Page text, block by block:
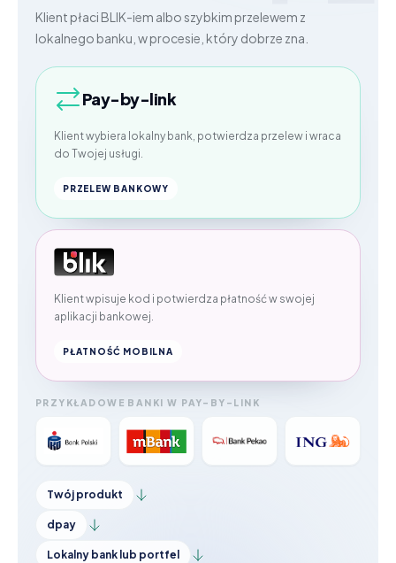
Klient płaci BLIK-iem albo szybkim przelewem z
lokalnego banku, w procesie, który dobrze zna.
Pay-by-link
Klient wybiera lokalny bank, potwierdza przelew i wraca
do Twojej usługi.
PRZELEW BANKOWY
Klient wpisuje kod i potwierdza płatność w swojej
aplikacji bankowej.
PŁATNOŚĆ MOBILNA
PRZYKŁADOWE BANKI W PAY-BY-LINK
Twój produkt
dpay
Lokalny bank lub portfel